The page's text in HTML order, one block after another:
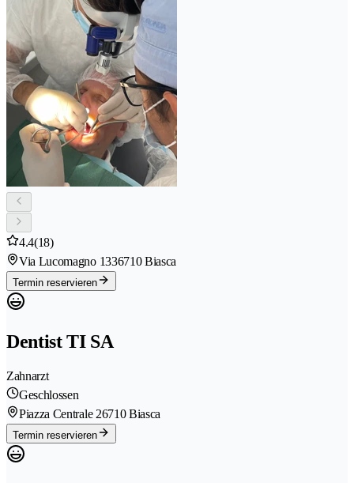
4.4(18)
Via Lucomagno 1336710 Biasca
Termin reservieren
Dentist TI SA
Zahnarzt
Geschlossen
Piazza Centrale 26710 Biasca
Termin reservieren